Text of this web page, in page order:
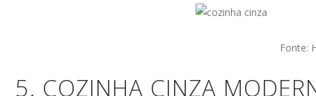
Fonte:
5. COZINHA CINZA